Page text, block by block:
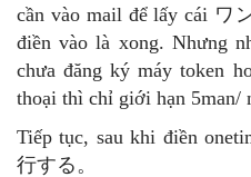
cần vào mail để lấy cái
điền vào là xong. Nhưng
chưa đăng ký máy token
thoại thì chỉ giới hạn 5man/
Tiếp tục, sau khi điền
行する。